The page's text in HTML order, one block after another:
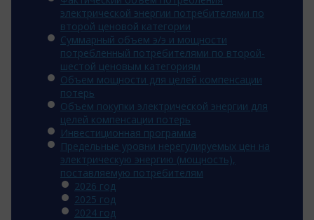
электрической энергии потребителями по
второй ценовой категории
Суммарный объем э/э и мощности
потребленный потребителями по второй-
шестой ценовым категориям
Объем мощности для целей компенсации
потерь
Объем покупки электрической энергии для
целей компенсации потерь
Инвестиционная программа
Предельные уровни нерегулируемых цен на
электрическую энергию (мощность),
поставляемую потребителям
2026 год
2025 год
2024 год